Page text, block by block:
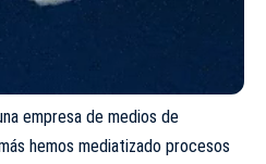
empresa de medios de
hemos mediatizado procesos